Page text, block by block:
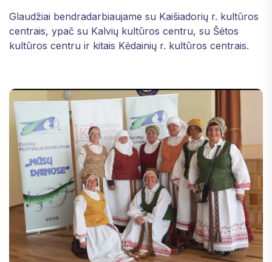
Glaudžiai bendradarbiaujame su Kaišiadorių r. kultūros
centrais, ypač su Kalvių kultūros centru, su Šėtos
kultūros centru ir kitais Kėdainių r. kultūros centrais.